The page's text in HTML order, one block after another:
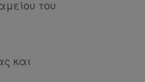
του
και